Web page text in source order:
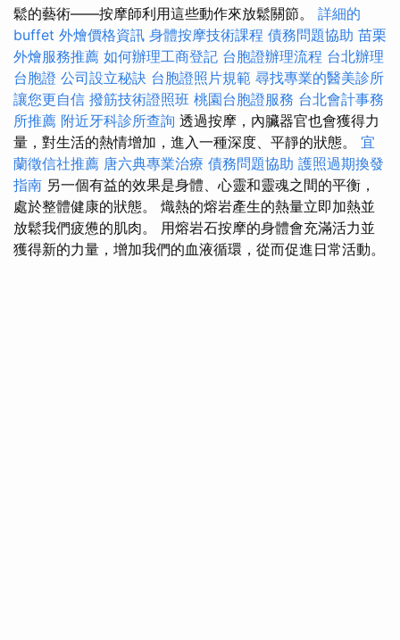
鬆的藝術——按摩師利用這些動作來放鬆關節。 詳細的
buffet 外燴價格資訊 身體按摩技術課程 債務問題協助 苗栗
外燴服務推薦 如何辦理工商登記 台胞證辦理流程 台北辦理
台胞證 公司設立秘訣 台胞證照片規範 尋找專業的醫美診所
讓您更自信 撥筋技術證照班 桃園台胞證服務 台北會計事務
所推薦 附近牙科診所查詢 透過按摩，內臟器官也會獲得力
量，對生活的熱情增加，進入一種深度、平靜的狀態。 宜
蘭徵信社推薦 唐六典專業治療 債務問題協助 護照過期換發
指南 另一個有益的效果是身體、心靈和靈魂之間的平衡，
處於整體健康的狀態。 熾熱的熔岩產生的熱量立即加熱並
放鬆我們疲憊的肌肉。 用熔岩石按摩的身體會充滿活力並
獲得新的力量，增加我們的血液循環，從而促進日常活動。